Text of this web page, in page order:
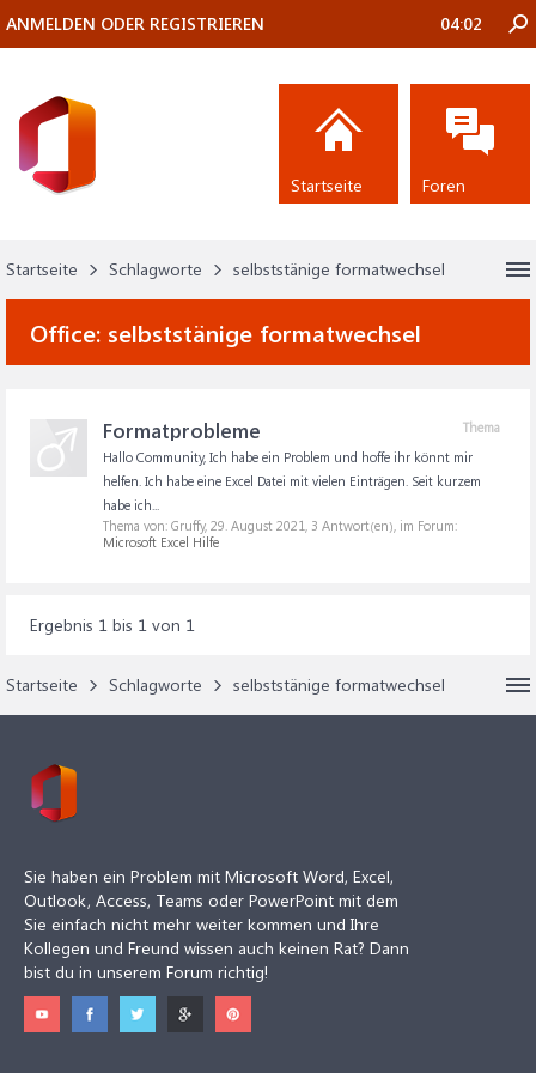
Startseite Schlagworte selbststänige formatwechsel
Office: selbststänige formatwechsel
Thema
Formatprobleme
Hallo Community, Ich habe ein Problem und hoffe ihr könnt mir
helfen. Ich habe eine Excel Datei mit vielen Einträgen. Seit kurzem
habe ich...
Thema von: Gruffy, 29. August 2021, 3 Antwort(en), im Forum:
Microsoft Excel Hilfe
Ergebnis 1 bis 1 von 1
Startseite Schlagworte selbststänige formatwechsel
ANMELDEN ODER REGISTRIEREN 04:02
Startseite Foren
Sie haben ein Problem mit Microsoft Word, Excel,
Outlook, Access, Teams oder PowerPoint mit dem
Sie einfach nicht mehr weiter kommen und Ihre
Kollegen und Freund wissen auch keinen Rat? Dann
bist du in unserem Forum richtig!